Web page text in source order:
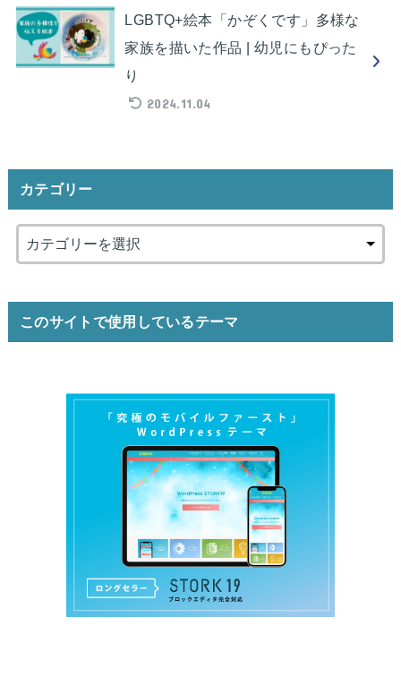
LGBTQ+絵本「かぞくです」多様な
家族を描いた作品 | 幼児にもぴった
り
2024.11.04
カテゴリー
このサイトで使用しているテーマ